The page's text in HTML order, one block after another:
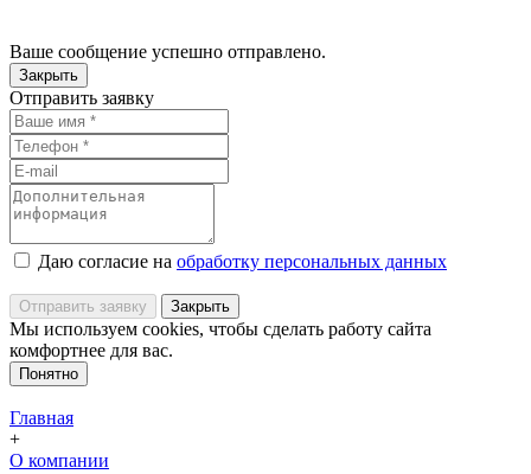
Ваше сообщение успешно отправлено.
Закрыть
Отправить заявку
Даю согласие на обработку персональных данных
Отправить заявку Закрыть
Мы используем cookies, чтобы сделать работу сайта
комфортнее для вас.
Понятно
Главная
+
О компании